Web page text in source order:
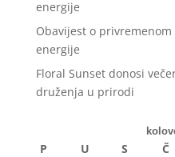
energije
Obavijest o
energije
Floral Sunset donosi
druženja u prirodi
P U S Č